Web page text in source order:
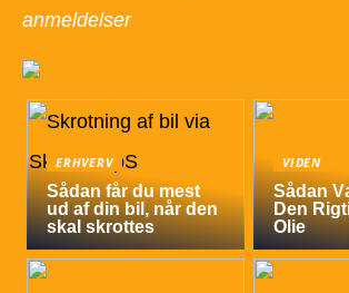
anmeldelser
ERHVERV
Sådan får du mest
ud af din bil, når den
skal skrottes
VIDEN
Sådan
Den
Olie